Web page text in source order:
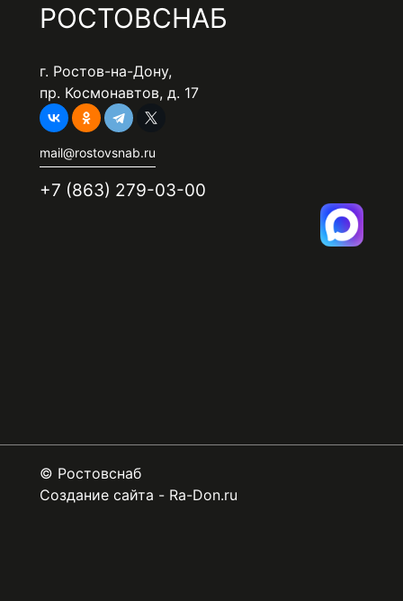
РОСТОВСНАБ
г. Ростов-на-Дону,
пр. Космонавтов, д. 17
mail@rostovsnab.ru
+7 (863) 279-03-00
© Ростовснаб
Создание сайта - Ra-Don.ru